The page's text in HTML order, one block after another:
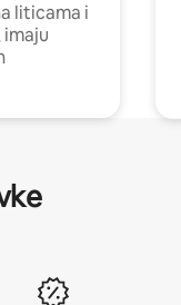
liticama i
imaju